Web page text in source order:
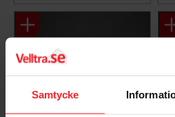
Samtycke